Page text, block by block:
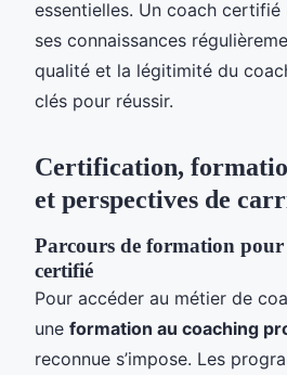
essentielles. Un coach
ses connaissances
qualité et la légitimité du
clés pour réussir.
Certification,
et perspectives de
Parcours de formation pour
certifié
Pour accéder au métier de
une formation au coaching
reconnue s’impose. Les